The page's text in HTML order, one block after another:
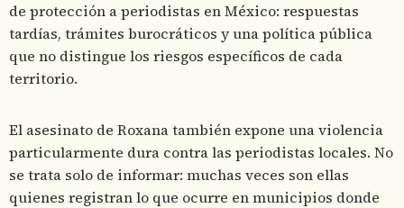
de protección a periodistas en México: respuestas
tardías, trámites burocráticos y una política pública
que no distingue los riesgos específicos de cada
territorio.
El asesinato de Roxana también expone una violencia
particularmente dura contra las periodistas locales. No
se trata solo de informar: muchas veces son ellas
quienes registran lo que ocurre en municipios donde